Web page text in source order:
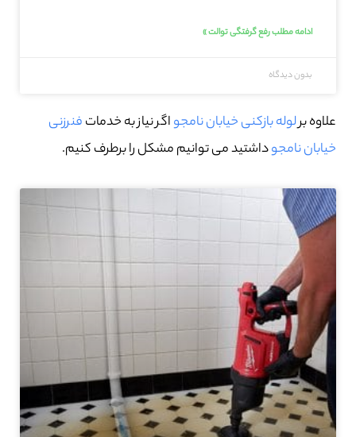
ادامه مطلب رفع گرفتگی توالت »
بدون دیدگاه
علاوه برلوله بازکنی خیابان نامجواگر نیاز به خدماتفنرزنی
خیابان نامجوداشتید می توانیم مشکل را برطرف کنیم.